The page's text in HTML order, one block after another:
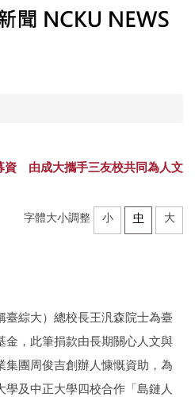
資 由成大攜手三友校共同為人文
字體大小調整 小 中 大
臺綜大）總校長王汎森院士為臺
金，此筆捐款由長期關心人文與
集團周俊吉創辦人慷慨資助，為
學及中正大學四校合作「島鏈人